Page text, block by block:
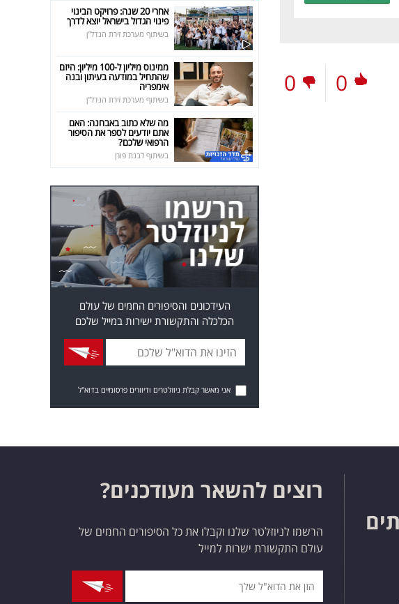
0
0
אחרי 20 שנה: פרויקט הבינוי
פינוי הגדול בישראל יוצא לדרך
בשיתוף מערכת זירת הנדל"ן
ממינוס מיליון ל-100 מיליון: היזם
שהתחיל במודעה בעיתון ובנה
אימפריה
בשיתוף מערכת זירת הנדל"ן
מה שלא כתוב באבחנה: האם
אתם יודעים לספר את הסיפור
הרפואי שלכם?
בשיתוף לבנת פורן
העידכונים והסיפורים החמים של עולם
הכלכלה והתקשורת ישירות במייל שלכם
אני מאשר קבלת ניוזלטרים ודיוורים פרסומיים בדוא"ל
רוצים להשאר מעודכנים?
הרשמו לניוזלטר שלנו וקבלו את כל הסיפורים החמים של
עולם התקשורת ישרות למייל